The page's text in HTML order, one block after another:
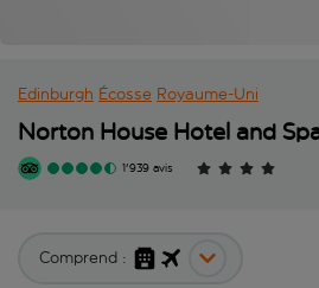
Edinburgh Écosse Royaume-Uni
Norton House Hotel and
1'939 avis
Comprend :